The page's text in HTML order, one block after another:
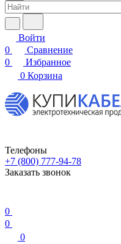
Войти
0
Сравнение
0
Избранное
0 Корзина
Телефоны
+7 (800) 777-94-78
Заказать звонок
0
0
0